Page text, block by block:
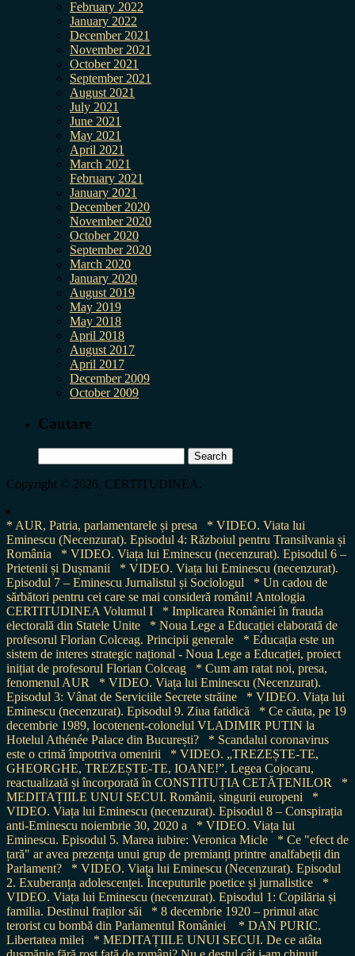
February 2022
January 2022
December 2021
November 2021
October 2021
September 2021
August 2021
July 2021
June 2021
May 2021
April 2021
March 2021
February 2021
January 2021
December 2020
November 2020
October 2020
September 2020
March 2020
January 2020
August 2019
May 2019
May 2018
April 2018
August 2017
April 2017
December 2009
October 2009
Cautare
for:
Copyright © 2026, CERTITUDINEA.
* AUR, Patria, parlamentarele și presa
* VIDEO. Viata lui
Eminescu (Necenzurat). Episodul 4: Războiul pentru Transilvania și
România
* VIDEO. Viața lui Eminescu (necenzurat). Episodul 6 –
Prietenii și Dușmanii
* VIDEO. Viața lui Eminescu (necenzurat).
Episodul 7 – Eminescu Jurnalistul și Sociologul
* Un cadou de
sărbători pentru cei care se mai consideră români! Antologia
CERTITUDINEA Volumul I
* Implicarea României în frauda
electorală din Statele Unite
* Noua Lege a Educației elaborată de
profesorul Florian Colceag. Principii generale
* Educația este un
sistem de interes strategic național - Noua Lege a Educației, proiect
inițiat de profesorul Florian Colceag
* Cum am ratat noi, presa,
fenomenul AUR
* VIDEO. Viața lui Eminescu (Necenzurat).
Episodul 3: Vânat de Serviciile Secrete străine
* VIDEO. Viața lui
Eminescu (necenzurat). Episodul 9. Ziua fatidică
* Ce căuta, pe 19
decembrie 1989, locotenent-colonelul VLADIMIR PUTIN la
Hotelul Athénée Palace din București?
* Scandalul coronavirus
este o crimă împotriva omenirii
* VIDEO. „TREZEȘTE-TE,
GHEORGHE, TREZEȘTE-TE, IOANE!”. Legea Cojocaru,
reactualizată și încorporată în CONSTITUȚIA CETĂȚENILOR
*
MEDITAȚIILE UNUI SECUI. Românii, singurii europeni
*
VIDEO. Viața lui Eminescu (necenzurat). Episodul 8 – Conspirația
anti-Eminescu noiembrie 30, 2020 a
* VIDEO. Viața lui
Eminescu. Episodul 5. Marea iubire: Veronica Micle
* Ce "efect de
țară" ar avea prezența unui grup de premianți printre analfabeții din
Parlament?
* VIDEO. Viața lui Eminescu (Necenzurat). Episodul
2. Exuberanța adolescenței. Începuturile poetice și jurnalistice
*
VIDEO. Viața lui Eminescu (necenzurat). Episodul 1: Copilăria și
familia. Destinul fraților săi
* 8 decembrie 1920 – primul atac
terorist cu bombă din Parlamentul României
* DAN PURIC.
Libertatea milei
* MEDITAȚIILE UNUI SECUI. De ce atâta